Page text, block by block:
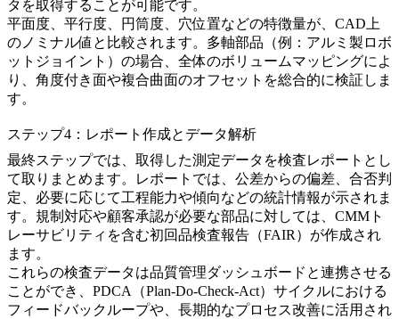
タを取得することが可能です。
平面度、平行度、円筒度、穴位置などの特徴量が、CAD上
のノミナル値と比較されます。多軸部品（例：アルミ製ロボ
ットジョイント）の場合、全体のボリュームマッピングによ
り、角度付き面や複合曲面のオフセットを総合的に検証しま
す。
ステップ4：レポート作成とデータ解析
最終ステップでは、取得した測定データを検査レポートとし
て取りまとめます。レポートでは、公差からの偏差、合否判
定、必要に応じて工程能力や傾向などの統計情報が示されま
す。規制対応や顧客承認が必要な部品に対しては、CMMト
レーサビリティを含む初回品検査報告（FAIR）が作成され
ます。
これらの検査データは品質管理ダッシュボードと連携させる
ことができ、PDCA（Plan-Do-Check-Act）サイクルにおける
フィードバックループや、長期的なプロセス改善に活用され